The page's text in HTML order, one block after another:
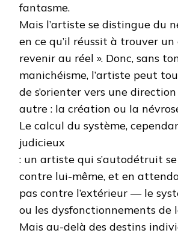
fantasme.
Mais l’artiste se distingue du
en ce qu’il réussit à trouver
revenir au réel ». Donc, sans
manichéisme, l’artiste peut
de s’orienter vers une
autre : la création ou la
Le calcul du système,
judicieux
: un artiste qui s’autodétruit
contre lui-même, et en
pas contre l’extérieur — le
ou les dysfonctionnements de
Mais au-delà des destins